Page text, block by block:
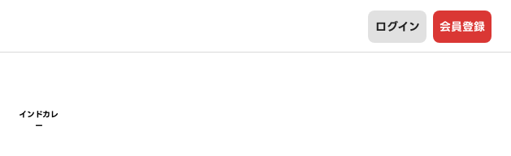
ログイン 会員登録
インドカレ
ー